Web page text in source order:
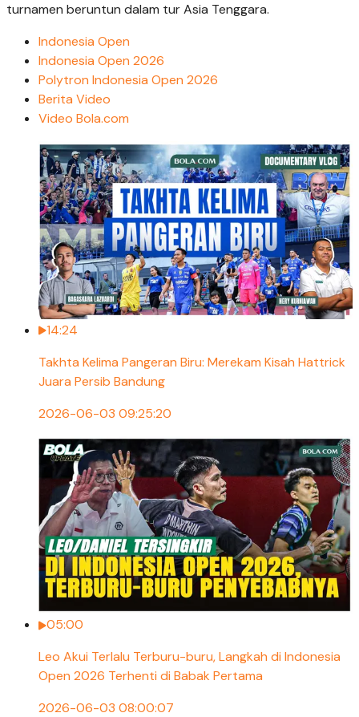
turnamen beruntun dalam tur Asia Tenggara.
Indonesia Open
Indonesia Open 2026
Polytron Indonesia Open 2026
Berita Video
Video Bola.com
14:24
Takhta Kelima Pangeran Biru: Merekam Kisah Hattrick
Juara Persib Bandung
2026-06-03 09:25:20
05:00
Leo Akui Terlalu Terburu-buru, Langkah di Indonesia
Open 2026 Terhenti di Babak Pertama
2026-06-03 08:00:07